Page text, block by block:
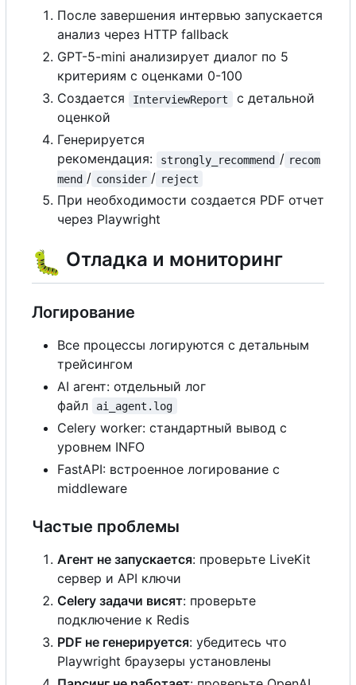
После завершения интервью запускается
анализ через HTTP fallback
GPT-5-mini анализирует диалог по 5
критериям с оценками 0-100
Создается
InterviewReport с детальной
оценкой
Генерируется
рекомендация:
strongly_recommend / recom
mend / consider / reject
При необходимости создается PDF отчет
через Playwright
🐛 Отладка и мониторинг
Логирование
Все процессы логируются с детальным
трейсингом
AI агент: отдельный лог
файл
ai_agent.log
Celery worker: стандартный вывод с
уровнем INFO
FastAPI: встроенное логирование с
middleware
Частые проблемы
Агент не запускается: проверьте LiveKit
сервер и API ключи
Celery задачи висят: проверьте
подключение к Redis
PDF не генерируется: убедитесь что
Playwright браузеры установлены